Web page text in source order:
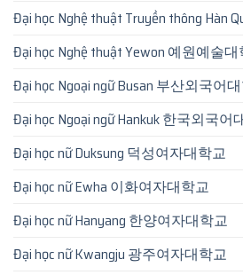
Đại học Nghệ thuật Truyền thông Hàn
Đại học Nghệ thuật Yewon 예원예술
Đại học Ngoại ngữ Busan 부산외국어
Đại học Ngoại ngữ Hankuk 한국외국어
Đại học nữ Duksung 덕성여자대학교
Đại học nữ Ewha 이화여자대학교
Đại học nữ Hanyang 한양여자대학교
Đại học nữ Kwangju 광주여자대학교